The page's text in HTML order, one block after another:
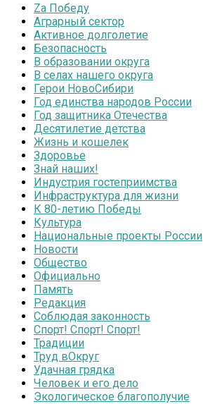
Zа Победу
Аграрный сектор
Активное долголетие
Безопасность
В образовании округа
В селах нашего округа
Герои НовоСибири
Год единства народов России
Год защитника Отечества
Десятилетие детства
Жизнь и кошелек
Здоровье
Знай наших!
Индустрия гостеприимства
Инфраструктура для жизни
К 80-летию Победы
Культура
Национальные проекты России
Новости
Общество
Официально
Память
Редакция
Соблюдая законность
Спорт! Спорт! Спорт!
Традиции
Труд вОкруг
Удачная грядка
Человек и его дело
Экологическое благополучие